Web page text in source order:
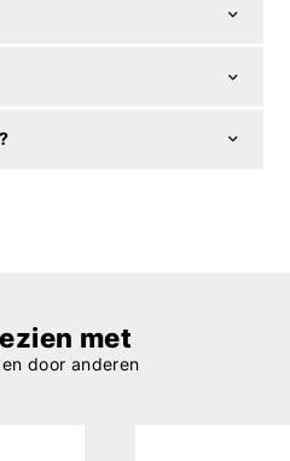
met
door anderen